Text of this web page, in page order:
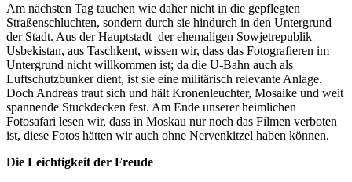
Am nächsten Tag tauchen wie daher nicht in die gepflegten
Straßenschluchten, sondern durch sie hindurch in den Untergrund
der Stadt. Aus der Hauptstadt der ehemaligen Sowjetrepublik
Usbekistan, aus Taschkent, wissen wir, dass das Fotografieren im
Untergrund nicht willkommen ist; da die U-Bahn auch als
Luftschutzbunker dient, ist sie eine militärisch relevante Anlage.
Doch Andreas traut sich und hält Kronenleuchter, Mosaike und weit
spannende Stuckdecken fest. Am Ende unserer heimlichen
Fotosafari lesen wir, dass in Moskau nur noch das Filmen verboten
ist, diese Fotos hätten wir auch ohne Nervenkitzel haben können.
Die Leichtigkeit der Freude